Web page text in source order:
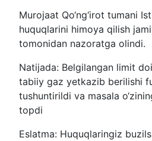
Murojaat Qo‘ng‘irot tumani
huquqlarini himoya qilish
tomonidan nazoratga olindi.
Natijada: Belgilangan limit
tabiiy gaz yetkazib berilishi
tushuntirildi va masala
topdi
Eslatma: Huquqlaringiz